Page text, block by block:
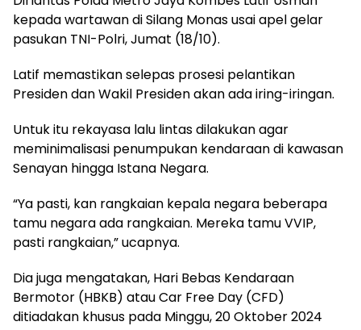
kepada wartawan di Silang Monas usai apel gelar
pasukan TNI-Polri, Jumat (18/10).
Latif memastikan selepas prosesi pelantikan
Presiden dan Wakil Presiden akan ada iring-iringan.
Untuk itu rekayasa lalu lintas dilakukan agar
meminimalisasi penumpukan kendaraan di kawasan
Senayan hingga Istana Negara.
“Ya pasti, kan rangkaian kepala negara beberapa
tamu negara ada rangkaian. Mereka tamu VVIP,
pasti rangkaian,” ucapnya.
Dia juga mengatakan, Hari Bebas Kendaraan
Bermotor (HBKB) atau Car Free Day (CFD)
ditiadakan khusus pada Minggu, 20 Oktober 2024